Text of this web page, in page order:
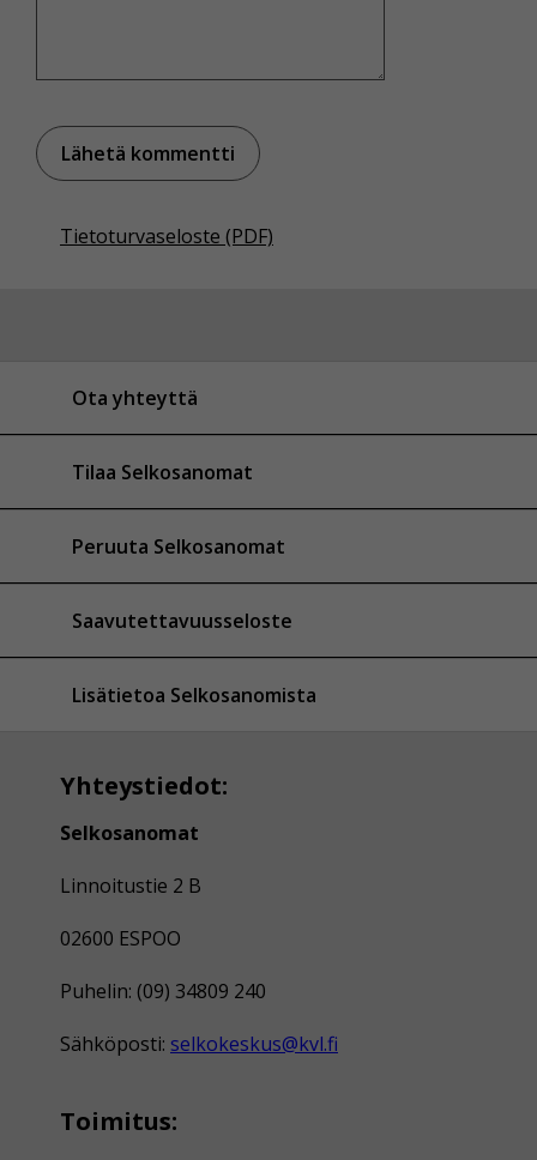
Tietoturvaseloste (PDF)
Ota yhteyttä
Tilaa Selkosanomat
Peruuta Selkosanomat
Saavutettavuusseloste
Lisätietoa Selkosanomista
Yhteystiedot:
Selkosanomat
Linnoitustie 2 B
02600 ESPOO
Puhelin: (09) 34809 240
Sähköposti: selkokeskus@kvl.fi
Toimitus: